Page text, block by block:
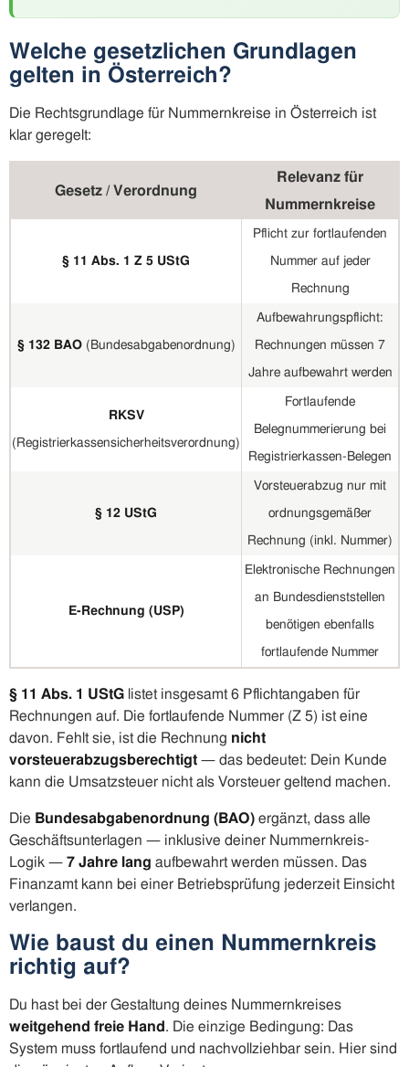
Welche gesetzlichen Grundlagen
gelten in Österreich?
Die Rechtsgrundlage für Nummernkreise in Österreich ist
klar geregelt:
Gesetz / Verordnung
Relevanz für
Nummernkreise
§ 11 Abs. 1 Z 5 UStG
Pflicht zur fortlaufenden
Nummer auf jeder
Rechnung
§ 132 BAO(Bundesabgabenordnung)
Aufbewahrungspflicht:
Rechnungen müssen 7
Jahre aufbewahrt werden
RKSV
(Registrierkassensicherheitsverordnung)
Fortlaufende
Belegnummerierung bei
Registrierkassen-Belegen
§ 12 UStG
Vorsteuerabzug nur mit
ordnungsgemäßer
Rechnung (inkl. Nummer)
E-Rechnung (USP)
Elektronische Rechnungen
an Bundesdienststellen
benötigen ebenfalls
fortlaufende Nummer
§ 11 Abs. 1 UStG listet insgesamt 6 Pflichtangaben für
Rechnungen auf. Die fortlaufende Nummer (Z 5) ist eine
davon. Fehlt sie, ist die Rechnung nicht
vorsteuerabzugsberechtigt — das bedeutet: Dein Kunde
kann die Umsatzsteuer nicht als Vorsteuer geltend machen.
Die Bundesabgabenordnung (BAO) ergänzt, dass alle
Geschäftsunterlagen — inklusive deiner Nummernkreis-
Logik — 7 Jahre lang aufbewahrt werden müssen. Das
Finanzamt kann bei einer Betriebsprüfung jederzeit Einsicht
verlangen.
Wie baust du einen Nummernkreis
richtig auf?
Du hast bei der Gestaltung deines Nummernkreises
weitgehend freie Hand . Die einzige Bedingung: Das
System muss fortlaufend und nachvollziehbar sein. Hier sind